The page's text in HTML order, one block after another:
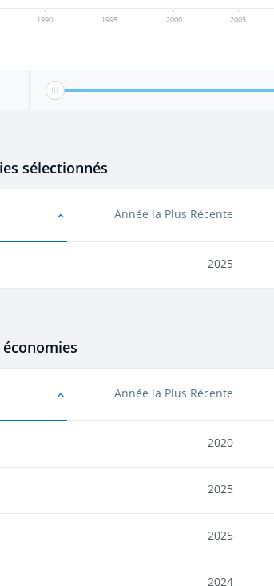
1990 1995 2000 2005
sélectionnés
Année la Plus Récente
2025
Année la Plus Récente
2020
2025
2025
2024